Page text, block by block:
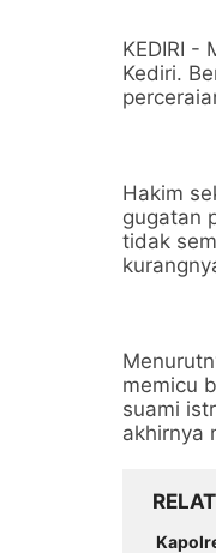
KEDIRI -
Kediri.
Hakim
gugatan
tidak
memicu
suami
akhirnya